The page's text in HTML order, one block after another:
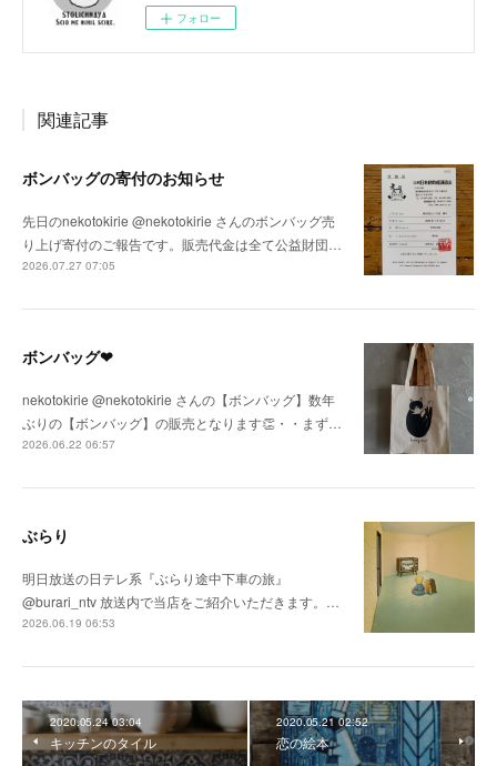
フォロー
関連記事
ボンバッグの寄付のお知らせ
先日のnekotokirie @nekotokirie さんのボンバッグ売
り上げ寄付のご報告です。販売代金は全て公益財団…
2026.07.27 07:05
ボンバッグ❤
nekotokirie @nekotokirie さんの【ボンバッグ】数年
ぶりの【ボンバッグ】の販売となります👏・・まず…
2026.06.22 06:57
ぶらり
明日放送の日テレ系『ぶらり途中下車の旅』
@burari_ntv 放送内で当店をご紹介いただきます。…
2026.06.19 06:53
2020.05.24 03:04
キッチンのタイル
2020.05.21 02:52
恋の絵本